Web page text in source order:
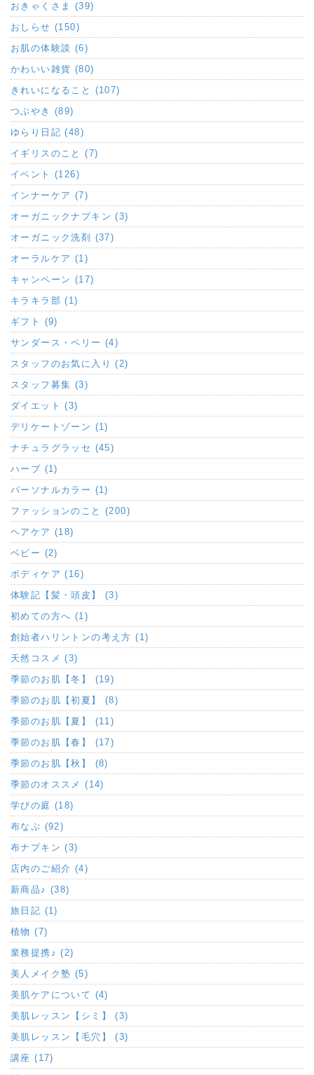
おきゃくさま (39)
おしらせ (150)
お肌の体験談 (6)
かわいい雑貨 (80)
きれいになること (107)
つぶやき (89)
ゆらり日記 (48)
イギリスのこと (7)
イベント (126)
インナーケア (7)
オーガニックナプキン (3)
オーガニック洗剤 (37)
オーラルケア (1)
キャンペーン (17)
キラキラ部 (1)
ギフト (9)
サンダース・ペリー (4)
スタッフのお気に入り (2)
スタッフ募集 (3)
ダイエット (3)
デリケートゾーン (1)
ナチュラグラッセ (45)
ハーブ (1)
パーソナルカラー (1)
ファッションのこと (200)
ヘアケア (18)
ベビー (2)
ボディケア (16)
体験記【髪・頭皮】 (3)
初めての方へ (1)
創始者ハリントンの考え方 (1)
天然コスメ (3)
季節のお肌【冬】 (19)
季節のお肌【初夏】 (8)
季節のお肌【夏】 (11)
季節のお肌【春】 (17)
季節のお肌【秋】 (8)
季節のオススメ (14)
学びの庭 (18)
布なぷ (92)
布ナプキン (3)
店内のご紹介 (4)
新商品♪ (38)
旅日記 (1)
植物 (7)
業務提携♪ (2)
美人メイク塾 (5)
美肌ケアについて (4)
美肌レッスン【シミ】 (3)
美肌レッスン【毛穴】 (3)
講座 (17)